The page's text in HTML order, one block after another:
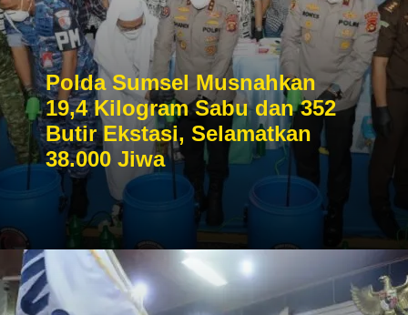
Polda Sumsel Musnahkan
19,4 Kilogram Sabu dan 352
Butir Ekstasi, Selamatkan
38.000 Jiwa